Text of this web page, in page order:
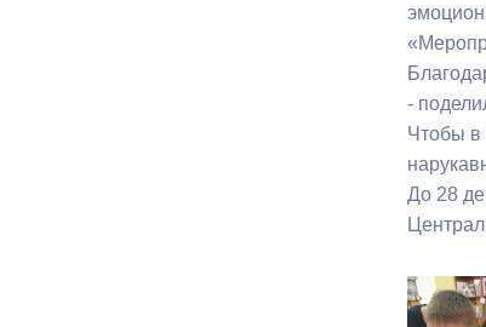
-
Чтобы в
До 28